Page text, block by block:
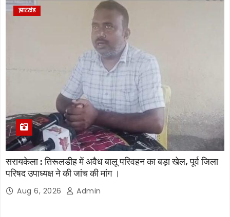
झारखंड
सरायकेला : तिरूलडीह में अवैध बालू परिवहन का बड़ा खेल, पूर्व जिला
परिषद उपाध्यक्ष ने की जांच की मांग ।
Aug 6, 2026 Admin